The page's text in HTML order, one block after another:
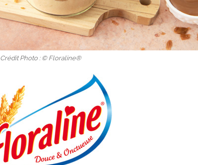
Crédit Photo : © Floraline®